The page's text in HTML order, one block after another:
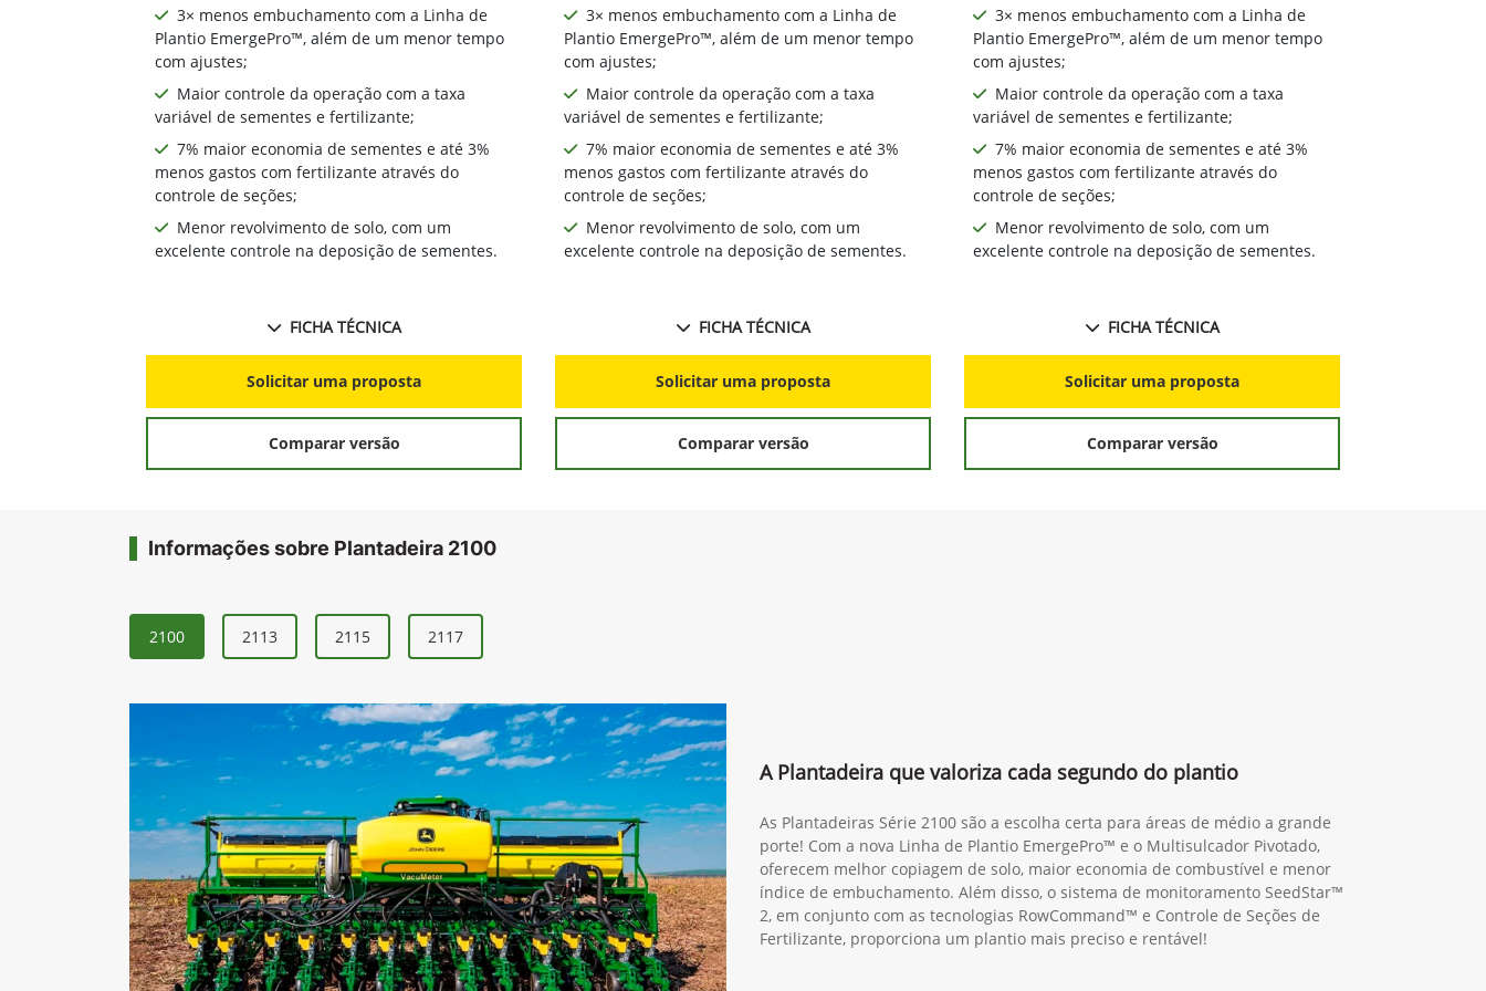
3× menos embuchamento com a Linha de
Plantio EmergePro™, além de um menor tempo
com ajustes;
Maior controle da operação com a taxa
variável de sementes e fertilizante;
7% maior economia de sementes e até 3%
menos gastos com fertilizante através do
controle de seções;
Menor revolvimento de solo, com um
excelente controle na deposição de sementes.
FICHA TÉCNICA
Solicitar uma proposta
Comparar versão
3× menos embuchamento com a Linha de
Plantio EmergePro™, além de um menor tempo
com ajustes;
Maior controle da operação com a taxa
variável de sementes e fertilizante;
7% maior economia de sementes e até 3%
menos gastos com fertilizante através do
controle de seções;
Menor revolvimento de solo, com um
excelente controle na deposição de sementes.
FICHA TÉCNICA
Solicitar uma proposta
Comparar versão
3× menos embuchamento com a Linha de
Plantio EmergePro™, além de um menor tempo
com ajustes;
Maior controle da operação com a taxa
variável de sementes e fertilizante;
7% maior economia de sementes e até 3%
menos gastos com fertilizante através do
controle de seções;
Menor revolvimento de solo, com um
excelente controle na deposição de sementes.
FICHA TÉCNICA
Solicitar uma proposta
Comparar versão
Informações sobre Plantadeira 2100
2100 2113 2115 2117
A Plantadeira que valoriza cada segundo do plantio
As Plantadeiras Série 2100 são a escolha certa para áreas de médio a grande
porte! Com a nova Linha de Plantio EmergePro™ e o Multisulcador Pivotado,
oferecem melhor copiagem de solo, maior economia de combustível e menor
índice de embuchamento. Além disso, o sistema de monitoramento SeedStar™
2, em conjunto com as tecnologias RowCommand™ e Controle de Seções de
Fertilizante, proporciona um plantio mais preciso e rentável!